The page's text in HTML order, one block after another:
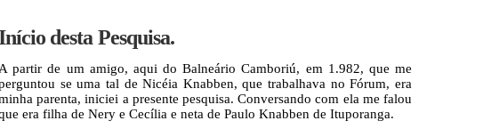
desta Pesquisa.
A partir de um amigo, aqui do Balneário Camboriú, em 1.982, que me
se uma tal de Nicéia Knabben, que trabalhava no Fórum, era
parenta, iniciei a presente pesquisa. Conversando com ela me falou
era filha de Nery e Cecília e neta de Paulo Knabben de Ituporanga.